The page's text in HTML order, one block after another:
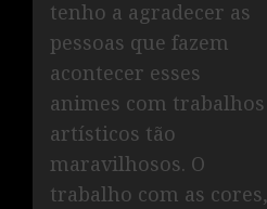
tenho a agradecer as
pessoas que fazem
acontecer esses
animes com trabalhos
artísticos tão
maravilhosos. O
trabalho com as cores,